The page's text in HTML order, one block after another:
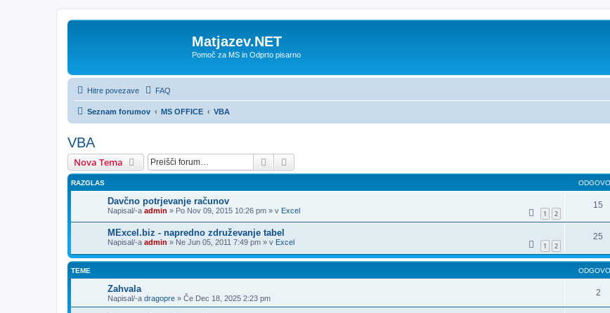
Matjazev.NET
Pomoč za MS in Odprto pisarno
Hitre povezave FAQ
Seznam forumov MS OFFICE VBA
VBA
Nova Tema Iskanje
RAZGLAS
Davčno potrjevanje računov
Napisal/-a admin » Po Nov 09, 2015 10:26 pm » v Excel 1 2
15
MExcel.biz - napredno združevanje tabel
Napisal/-a admin » Ne Jun 05, 2011 7:49 pm » v Excel 1 2
25
TEME
Zahvala
Napisal/-a dragopre » Če Dec 18, 2025 2:23 pm
2